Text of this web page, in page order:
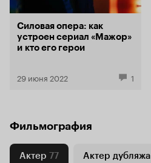
Силовая опера: как
устроен сериал «Мажор»
и кто его герои
29 июня 2022 1
Фильмография
Актер 77 Актер дубляжа